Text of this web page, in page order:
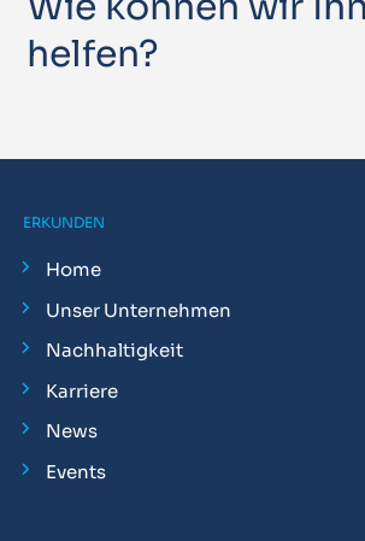
helfen?
ERKUNDEN
Home
Unser Unternehmen
Nachhaltigkeit
Karriere
News
Events